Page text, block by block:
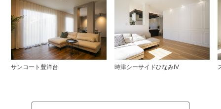
サンコート豊洋台 時津シーサイドひなみIV